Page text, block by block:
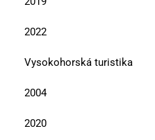
2022
Vysokohorská turistika
2004
2020